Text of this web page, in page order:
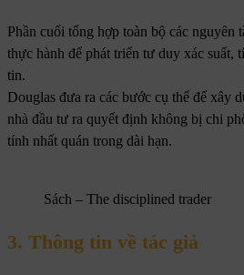
Phần cuối tổng hợp toàn bộ các nguyên
thực hành để phát triển tư duy xác suất,
tin.
Douglas đưa ra các bước cụ thể để xây
nhà đầu tư ra quyết định không bị chi
tính nhất quán trong dài hạn.
Sách – The disciplined trader
3. Thông tin về tác giả